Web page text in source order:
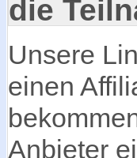
die
Unsere
einen
Anbieter